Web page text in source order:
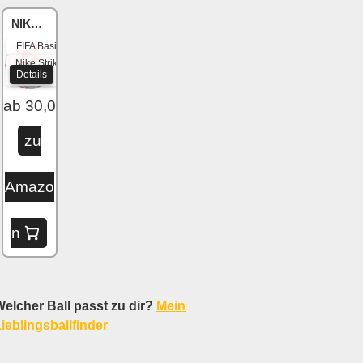
NIKE Academy
FIFA Basic
Nike Strike
2020
Details
ab 30,04 €
zu
Amazo
n
Ball passt zu dir? Mein